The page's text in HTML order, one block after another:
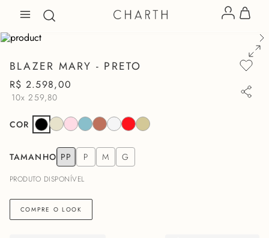
BLAZER MARY - PRETO
R$ 2.598,00
10x259,80
COR
TAMANHO PP P M G
PRODUTO DISPONÍVEL
COMPRE O LOOK